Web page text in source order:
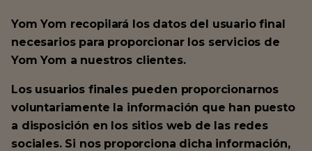
Yom Yom recopilará los datos del usuario final
necesarios para proporcionar los servicios de
Yom Yom a nuestros clientes.
Los usuarios finales pueden proporcionarnos
voluntariamente la información que han puesto
a disposición en los sitios web de las redes
sociales. Si nos proporciona dicha información,